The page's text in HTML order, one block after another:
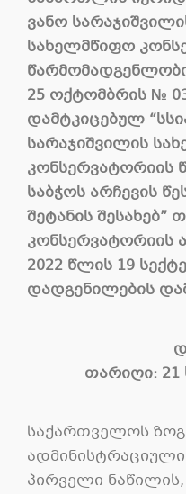
ვანო
სახელმწიფო
25 ოქტომბრის №
დამტკიცებულ “
სარაჯიშვილის
კონსერვატორიის
საბჭოს არჩევის
შეტანის შესახებ”
კონსერვატორიის
2022 წლის 19
დადგენილების
თარიღი: 21
საქართველოს
პირველი